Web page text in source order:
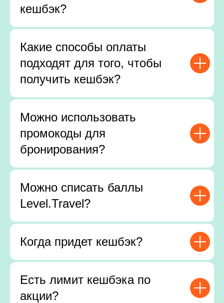
кешбэк?
Какие способы оплаты
подходят для того, чтобы
получить кешбэк?
Можно использовать
промокоды для
бронирования?
Можно списать баллы
Level.Travel?
Когда придет кешбэк?
Есть лимит кешбэка по
акции?